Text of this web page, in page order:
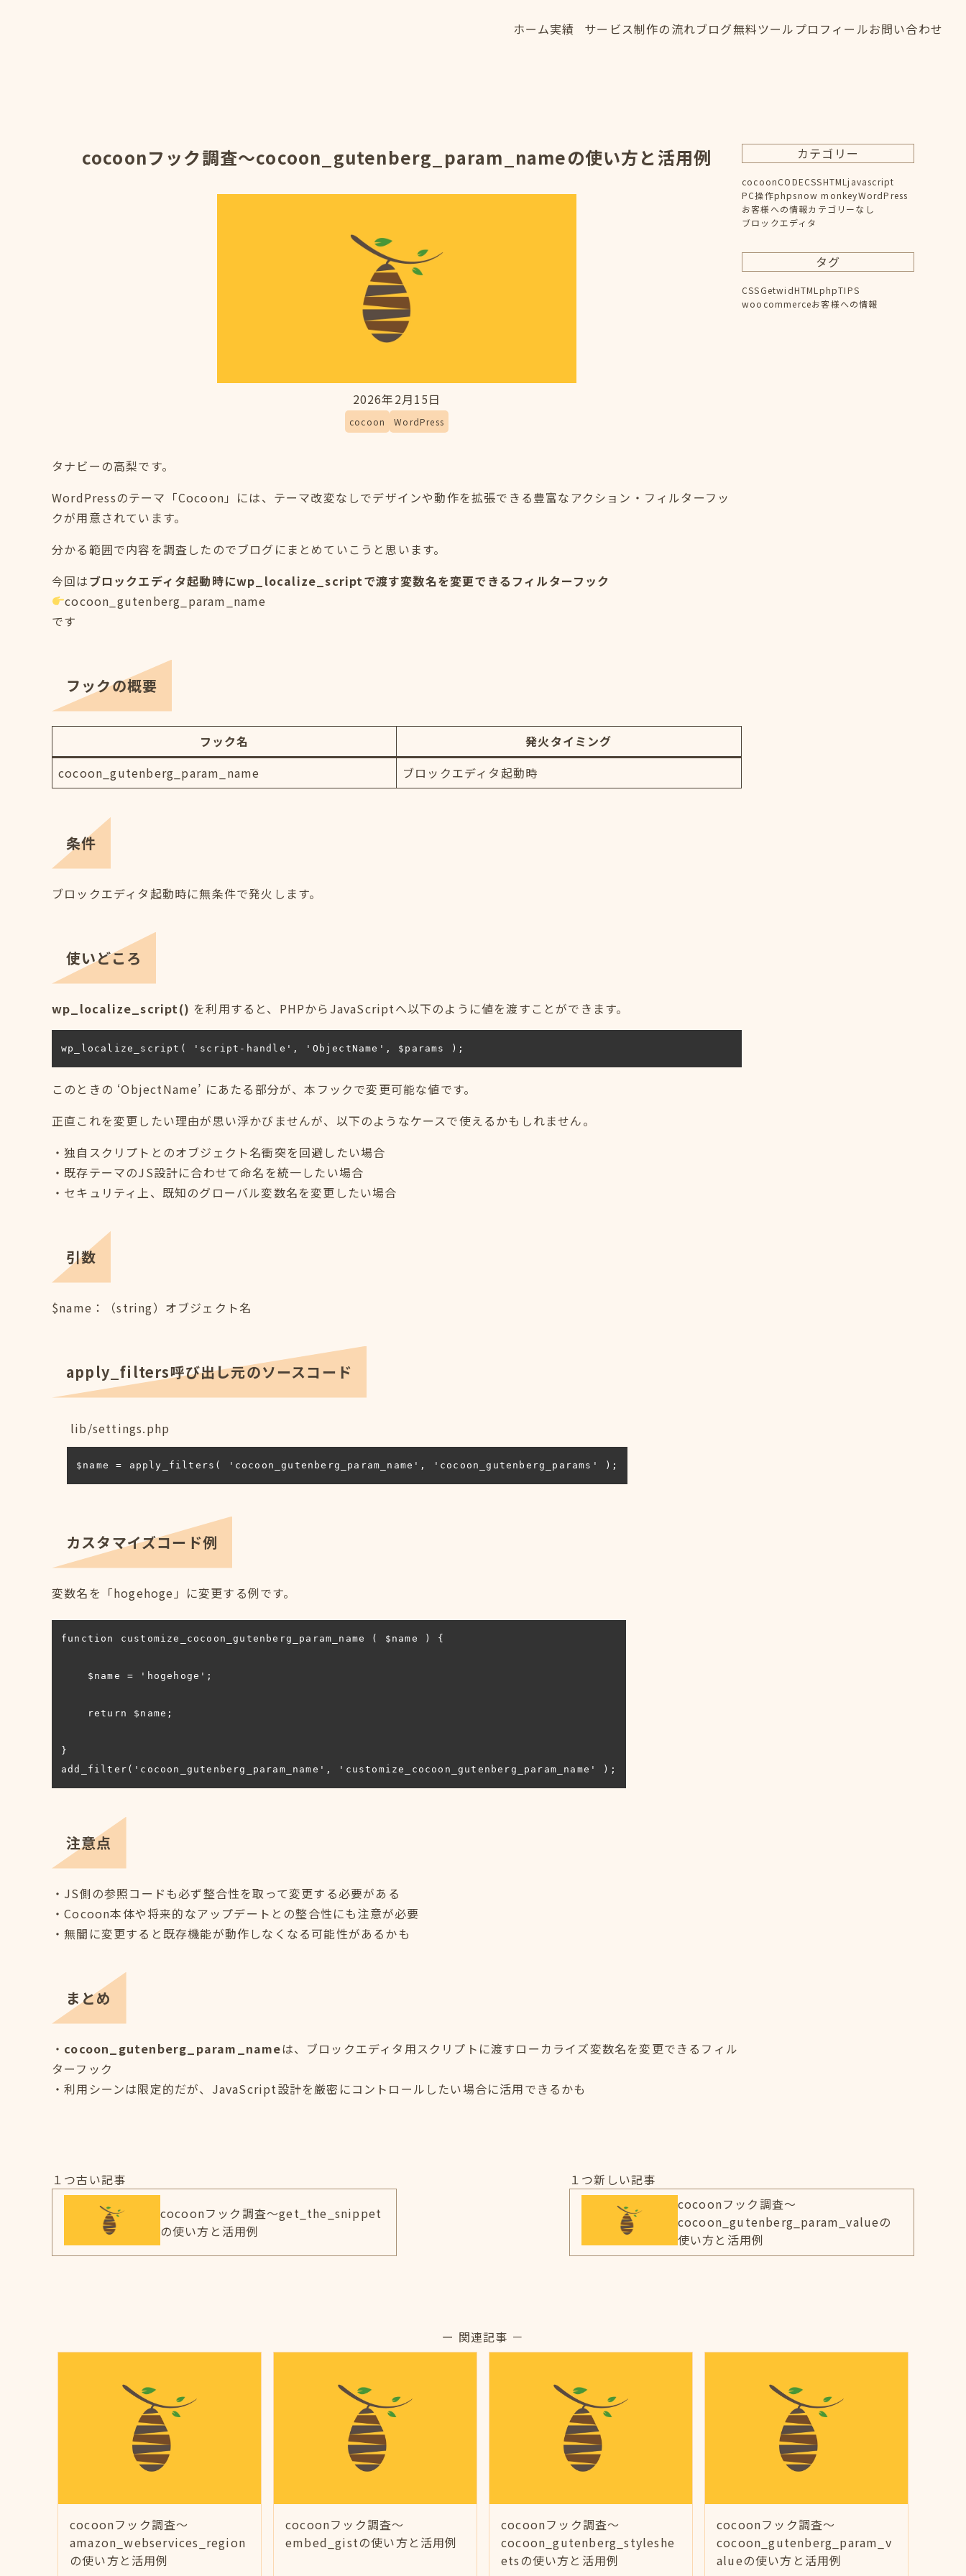
ホーム実績
サービス制作の流れブログ無料ツール プロフィールお問い合わせ
cocoonフック調査～cocoon_gutenberg_param_nameの使い方と活用例
2026年2月15日
cocoon WordPress
タナビーの高梨です。
WordPressのテーマ「Cocoon」には、テーマ改変なしでデザインや動作を拡張できる豊富なアクション・フィルターフッ
クが用意されています。
分かる範囲で内容を調査したのでブログにまとめていこうと思います。
今回はブロックエディタ起動時にwp_localize_scriptで渡す変数名を変更できるフィルターフック
cocoon_gutenberg_param_name
です
フックの概要
フック名
発火タイミング
cocoon_gutenberg_param_name
ブロックエディタ起動時
条件
ブロックエディタ起動時に無条件で発火します。
使いどころ
wp_localize_script() を利用すると、PHPからJavaScriptへ以下のように値を渡すことができます。
wp_localize_script( 'script-handle', 'ObjectName', $params );
このときの ‘ObjectName’ にあたる部分が、本フックで変更可能な値です。
正直これを変更したい理由が思い浮かびませんが、以下のようなケースで使えるかもしれません。
・独自スクリプトとのオブジェクト名衝突を回避したい場合
・既存テーマのJS設計に合わせて命名を統一したい場合
・セキュリティ上、既知のグローバル変数名を変更したい場合
引数
$name：（string）オブジェクト名
apply_filters呼び出し元のソースコード
lib/settings.php
$name = apply_filters( 'cocoon_gutenberg_param_name', 'cocoon_gutenberg_params' );
カスタマイズコード例
変数名を「hogehoge」に変更する例です。
function customize_cocoon_gutenberg_param_name ( $name ) {
}
add_filter('cocoon_gutenberg_param_name', 'customize_cocoon_gutenberg_param_name' );
注意点
・JS側の参照コードも必ず整合性を取って変更する必要がある
・Cocoon本体や将来的なアップデートとの整合性にも注意が必要
・無闇に変更すると既存機能が動作しなくなる可能性があるかも
まとめ
・ cocoon_gutenberg_param_nameは、ブロックエディタ用スクリプトに渡すローカライズ変数名を変更できるフィル
ターフック
・利用シーンは限定的だが、JavaScript設計を厳密にコントロールしたい場合に活用できるかも
カテゴリー
cocoonCODECSSHTMLjavascript
PC操作phpsnow monkeyWordPress
お客様への情報カテゴリーなし
ブロックエディタ
タグ
CSSGetwidHTML phpTIPS
woocommerceお客様への情報
１つ古い記事
cocoonフック調査～get_the_snippet
の使い方と活用例
１つ新しい記事
cocoonフック調査～
cocoon_gutenberg_param_valueの
使い方と活用例
ー 関連記事 －
cocoonフック調査～
amazon_webservices_region
の使い方と活用例
cocoonフック調査～
embed_gistの使い方と活用例
cocoonフック調査～
cocoon_gutenberg_styleshe
etsの使い方と活用例
cocoonフック調査～
cocoon_gutenberg_param_v
alueの使い方と活用例